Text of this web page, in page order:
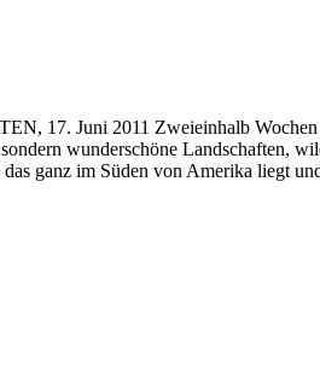
17. Juni 2011 Zweieinhalb
wunderschöne Landschaften,
ganz im Süden von Amerika liegt